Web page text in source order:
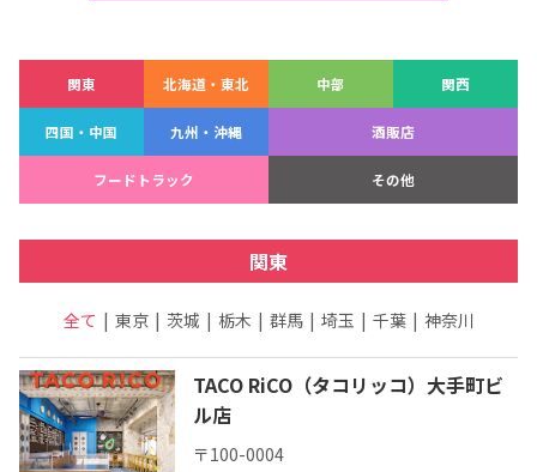
メキシコ料理 Cuisines of Mexico
メキシコの記念日 Events of Mexico
トピックス一覧
Topics List
関東 北海道・東北 中部 関西
四国・中国 九州・沖縄 酒販店
フードトラック その他
関東
全て 東京 茨城 栃木 群馬 埼玉 千葉 神奈川
TACO RiCO（タコリッコ）大手町ビ
ル店
〒100-0004